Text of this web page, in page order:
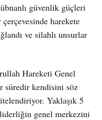
güvenlik güçleri
harekete
ve silahlı unsurlar
Hareketi Genel
süredir kendisini söz
Yaklaşık 5
genel merkezini